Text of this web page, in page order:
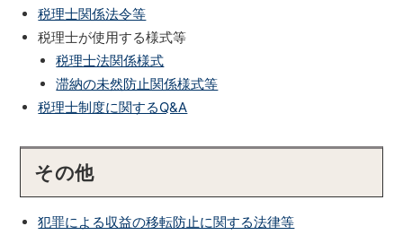
税理士関係法令等
税理士が使用する様式等
税理士法関係様式
滞納の未然防止関係様式等
税理士制度に関するQ&A
その他
犯罪による収益の移転防止に関する法律等